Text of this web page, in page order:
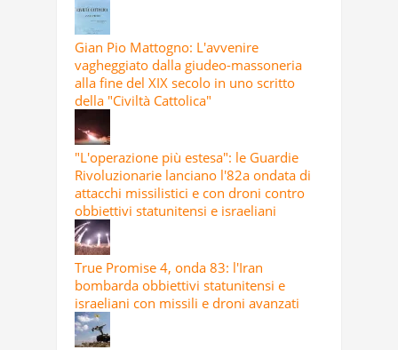
Gian Pio Mattogno: L'avvenire
vagheggiato dalla giudeo-massoneria
alla fine del XIX secolo in uno scritto
della "Civiltà Cattolica"
"L'operazione più estesa": le Guardie
Rivoluzionarie lanciano l'82a ondata di
attacchi missilistici e con droni contro
obbiettivi statunitensi e israeliani
True Promise 4, onda 83: l'Iran
bombarda obbiettivi statunitensi e
israeliani con missili e droni avanzati